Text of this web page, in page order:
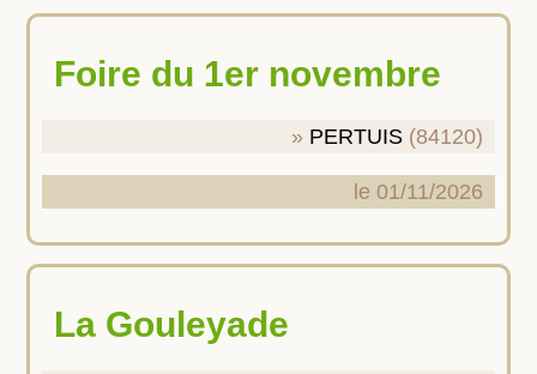
Foire du 1er novembre
PERTUIS (84120)
le 01/11/2026
La Gouleyade